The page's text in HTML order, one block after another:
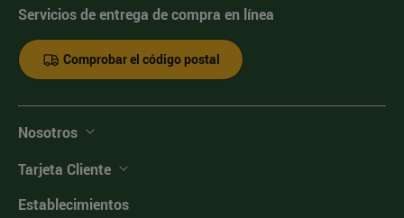
Servicios de entrega de compra en línea
Comprobar el código postal
Nosotros
Tarjeta Cliente
Establecimientos